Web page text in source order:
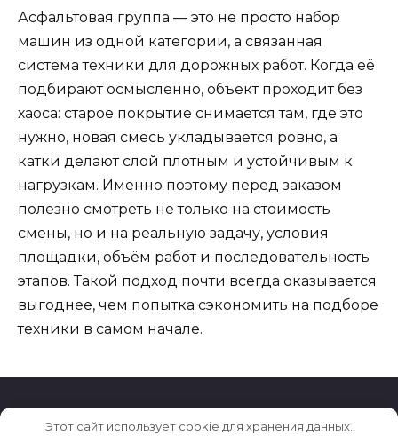
Асфальтовая группа — это не просто набор
машин из одной категории, а связанная
система техники для дорожных работ. Когда её
подбирают осмысленно, объект проходит без
хаоса: старое покрытие снимается там, где это
нужно, новая смесь укладывается ровно, а
катки делают слой плотным и устойчивым к
нагрузкам. Именно поэтому перед заказом
полезно смотреть не только на стоимость
смены, но и на реальную задачу, условия
площадки, объём работ и последовательность
этапов. Такой подход почти всегда оказывается
выгоднее, чем попытка сэкономить на подборе
техники в самом начале.
© 2026 Archiludi.ru
Этот сайт использует cookie для хранения данных.